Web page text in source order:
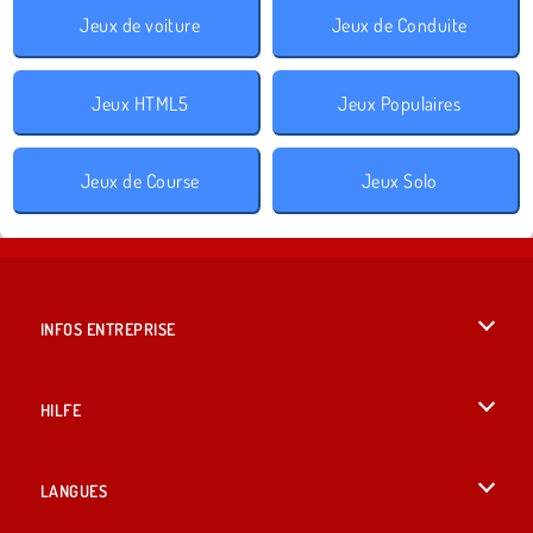
Jeux de voiture Jeux de Conduite
Jeux HTML5 Jeux Populaires
Jeux de Course Jeux Solo
INFOS ENTREPRISE
HILFE
LANGUES